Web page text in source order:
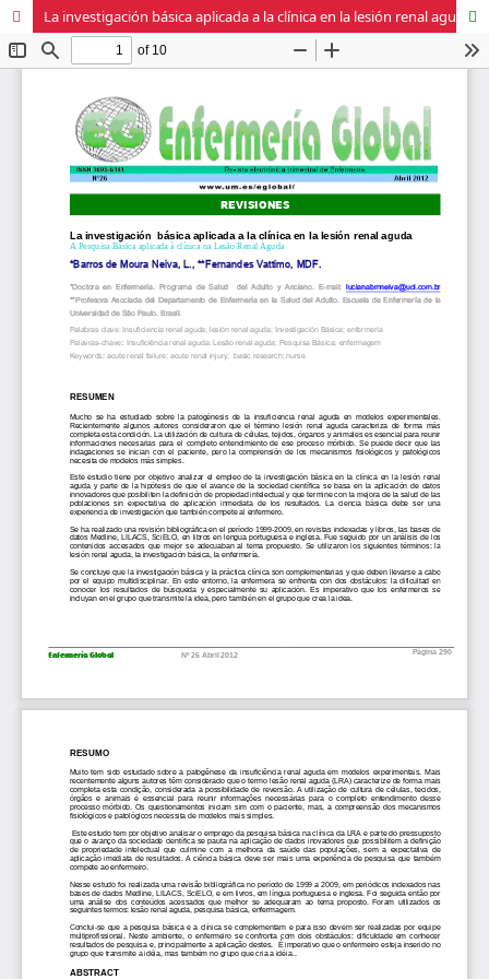
La investigación básica aplicada a la clínica en la lesión renal aguda